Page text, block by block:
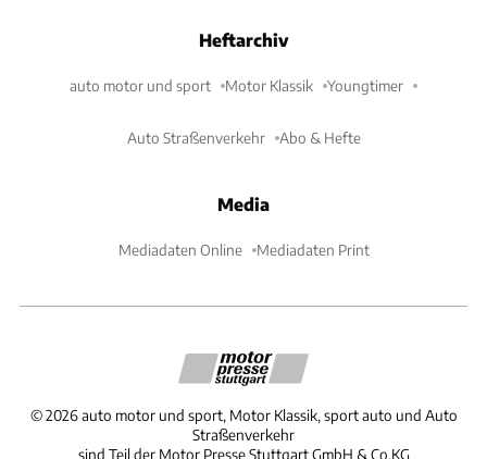
Heftarchiv
auto motor und sport Motor Klassik Youngtimer
Auto Straßenverkehr Abo & Hefte
Media
Mediadaten Online Mediadaten Print
©2026 auto motor und sport, Motor Klassik, sport auto und Auto
Straßenverkehr
sind Teil der Motor Presse Stuttgart GmbH & Co.KG